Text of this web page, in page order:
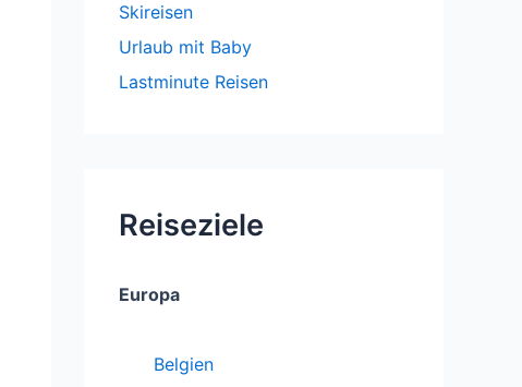
Skireisen
Urlaub mit Baby
Lastminute Reisen
Reiseziele
Europa
Belgien